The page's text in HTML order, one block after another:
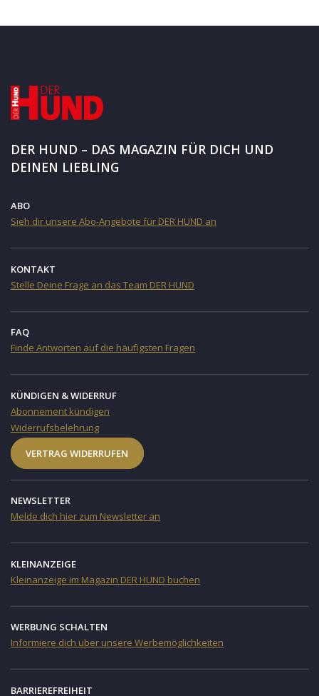
DER HUND – DAS MAGAZIN FÜR DICH UND
DEINEN LIEBLING
ABO
Sieh dir unsere Abo-Angebote für DER HUND an
KONTAKT
Stelle Deine Frage an das Team DER HUND
FAQ
Finde Antworten auf die häufigsten Fragen
KÜNDIGEN & WIDERRUF
Abonnement kündigen
Widerrufsbelehrung
VERTRAG WIDERRUFEN
NEWSLETTER
Melde dich hier zum Newsletter an
KLEINANZEIGE
Kleinanzeige im Magazin DER HUND buchen
WERBUNG SCHALTEN
Informiere dich über unsere Werbemöglichkeiten
BARRIEREFREIHEIT